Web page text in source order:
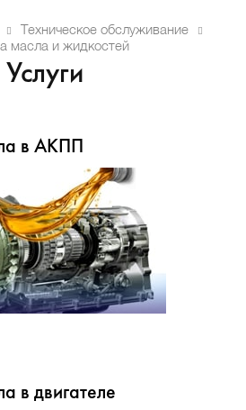
Техническое обслуживание
масла и жидкостей
Услуги
в АКПП
в двигателе